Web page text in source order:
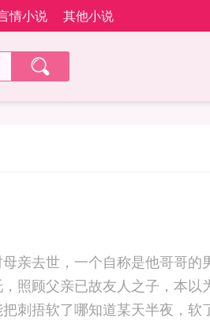
情小说 其他小说
亲去世，一个自称是他哥哥的
照顾父亲已故友人之子，本以
刺捂软了哪知道某天半夜，软